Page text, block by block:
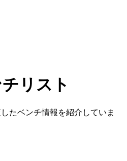
リスト
たベンチ情報を紹介していま